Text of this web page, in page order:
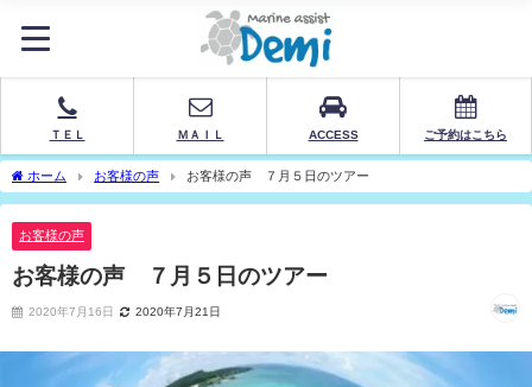
ＴＥＬ ＭＡＩＬ ACCESS ご予約はこちら
ホーム お客様の声 お客様の声 ７月５日のツアー
お客様の声
お客様の声 ７月５日のツアー
2020年7月16日 2020年7月21日